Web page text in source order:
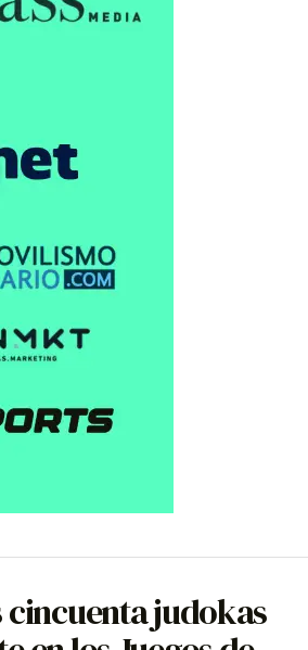
cincuenta judokas